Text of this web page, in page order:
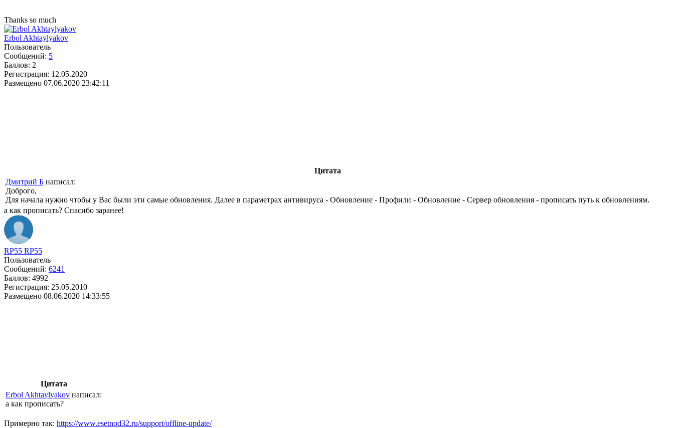
Thanks so much
Erbol Akhtaylyakov
Пользователь
Сообщений: 5
Баллов: 2
Регистрация: 12.05.2020
Размещено 07.06.2020 23:42:11
Цитата
Дмитрий Б написал:
Доброго,
Для начала нужно чтобы у Вас были эти самые обновления. Далее в параметрах антивируса - Обновление - Профили - Обновление - Сервер обновления - прописать путь к обновлениям.
а как прописать? Спасибо заранее!
RP55 RP55
Пользователь
Сообщений: 6241
Баллов: 4992
Регистрация: 25.05.2010
Размещено 08.06.2020 14:33:55
Цитата
Erbol Akhtaylyakov написал:
а как прописать?
Примерно так: https://www.esetnod32.ru/support/offline-update/